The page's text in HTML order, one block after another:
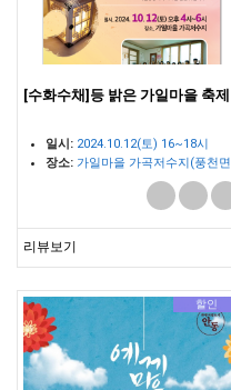
[수화수채]등 밝은 가일마을 축제
일시: 2024.10.12(토) 16~18시
장소: 가일마을 가곡저수지(풍천면
리뷰보기
할인